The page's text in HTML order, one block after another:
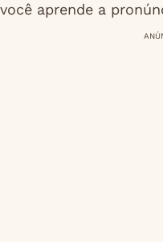
você aprende a